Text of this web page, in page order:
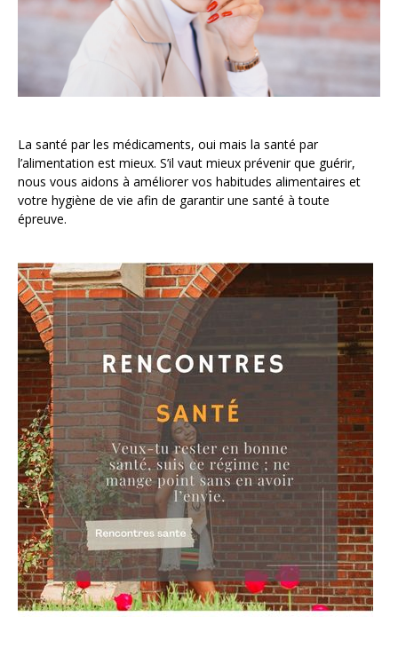
La santé par les médicaments, oui mais la santé par
l’alimentation est mieux. S’il vaut mieux prévenir que guérir,
nous vous aidons à améliorer vos habitudes alimentaires et
votre hygiène de vie afin de garantir une santé à toute
épreuve.